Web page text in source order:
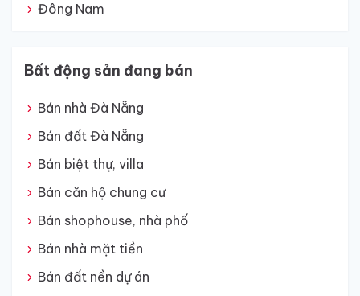
Đông Nam
Bất động sản đang bán
Bán nhà Đà Nẵng
Bán đất Đà Nẵng
Bán biệt thự, villa
Bán căn hộ chung cư
Bán shophouse, nhà phố
Bán nhà mặt tiền
Bán đất nền dự án